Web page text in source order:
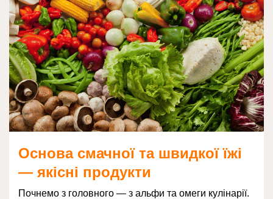
Основа смачної та швидкої їжі
— якісні продукти
Почнемо з головного — з альфи та омеги кулінарії.